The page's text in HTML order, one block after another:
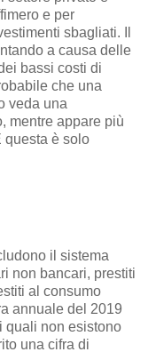
e per
sbagliati. Il
a causa delle
bassi costi di
che una
veda una
mentre appare più
questa è solo
il sistema
non bancari, prestiti
al consumo
annuale del 2019
quali non esistono
una cifra di